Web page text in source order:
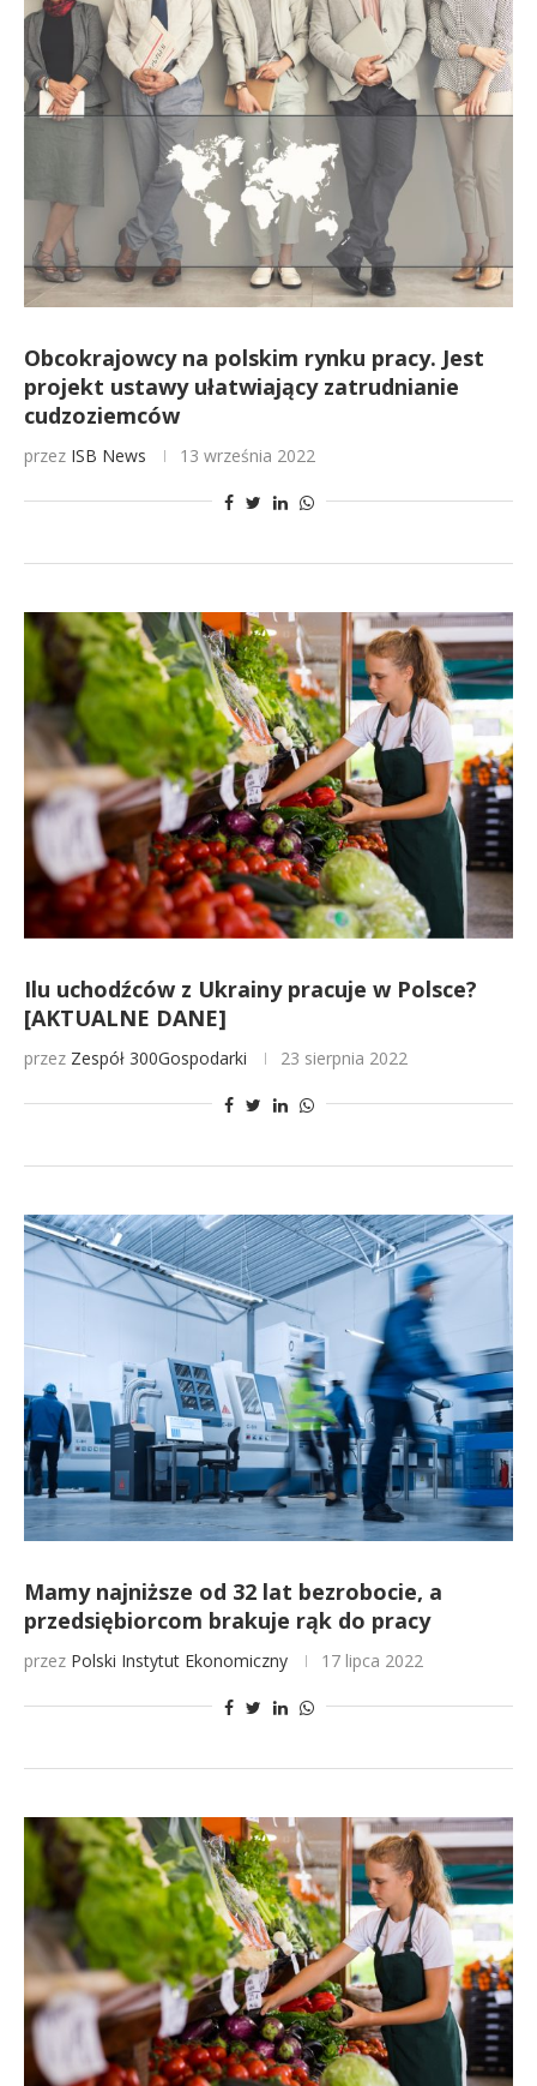
Obcokrajowcy na polskim rynku pracy. Jest
projekt ustawy ułatwiający zatrudnianie
cudzoziemców
przez ISB News 13 września 2022
Ilu uchodźców z Ukrainy pracuje w Polsce?
[AKTUALNE DANE]
przez Zespół 300Gospodarki 23 sierpnia 2022
Mamy najniższe od 32 lat bezrobocie, a
przedsiębiorcom brakuje rąk do pracy
przez Polski Instytut Ekonomiczny 17 lipca 2022